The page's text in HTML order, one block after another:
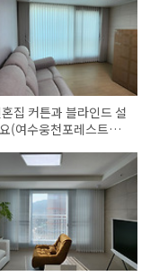
집 커튼과 블라인드 설
(여수웅천포레스트아